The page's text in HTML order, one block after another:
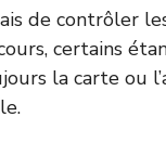
de contrôler
certains
la carte ou